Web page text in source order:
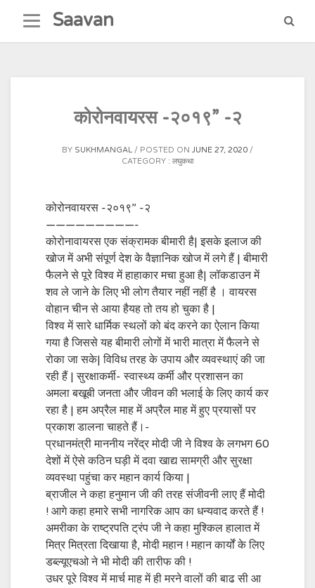
content
Saavan
कोरोनवायरस -२०१९” -२
BY SUKHMANGAL POSTED ON JUNE 27, 2020
CATEGORY : लघुकथा
कोरोनवायरस -२०१९” -२
—————————-
कोरोनावायरस एक संक्रामक बीमारी है| इसके इलाज की
खोज में अभी संपूर्ण देश के वैज्ञानिक खोज में लगे हैं | बीमारी
फैलने से पूरे विश्व में हाहाकार मचा हुआ है| लॉकडाउन में
शव ले जाने के लिए भी लोग तैयार नहीं नहीं है । वायरस
वोहान चीन से आया हैयह तो तय हो चुका है |
विश्व में सारे धार्मिक स्थलों को बंद करने का ऐलान किया
गया है जिससे यह बीमारी लोगों में भारी मात्रा में फैलने से
रोका जा सके| विविध तरह के उपाय और व्यवस्थाएं की जा
रही हैं | सुरक्षाकर्मी- स्वास्थ्य कर्मी और प्रशासन का
अमला बखूबी जनता और जीवन की भलाई के लिए कार्य कर
रहा है | हम अप्रैल माह में अप्रैल माह में हुए प्रयासों पर
प्रकाश डालना चाहते हैं।-
प्रधानमंत्री माननीय नरेंद्र मोदी जी ने विश्व के लगभग 60
देशों में ऐसे कठिन घड़ी में दवा खाद्य सामग्री और सुरक्षा
व्यवस्था पहुंचा कर महान कार्य किया |
ब्राजील ने कहा हनुमान जी की तरह संजीवनी लाए हैं मोदी
! आगे कहा हमारे सभी नागरिक आप का धन्यवाद करते हैं !
अमरीका के राष्ट्रपति ट्रंप जी ने कहा मुश्किल हालात में
मित्र मित्रता दिखाया है, मोदी महान ! महान कार्यों के लिए
डब्ल्यूएचओ ने भी मोदी की तारीफ की !
उधर पूरे विश्व में मार्च माह में ही मरने वालों की बाढ सी आ